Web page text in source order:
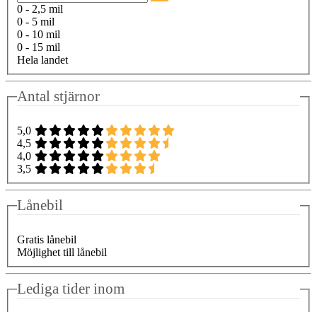
0 - 2,5 mil
0 - 5 mil
0 - 10 mil
0 - 15 mil
Hela landet
Antal stjärnor
5,0
4,5
4,0
3,5
Lånebil
Gratis lånebil
Möjlighet till lånebil
Lediga tider inom